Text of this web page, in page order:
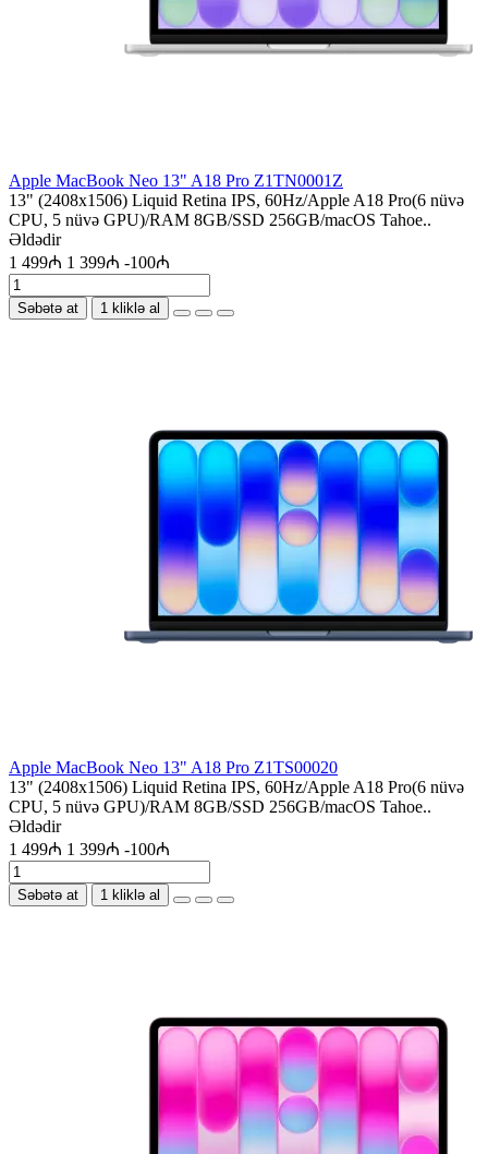
Apple MacBook Neo 13" A18 Pro Z1TN0001Z
13" (2408x1506) Liquid Retina IPS, 60Hz/Apple A18 Pro(6 nüvə
CPU, 5 nüvə GPU)/RAM 8GB/SSD 256GB/macOS Tahoe..
Əldədir
1 499₼ 1 399₼ -100₼
Səbətə at 1 kliklə al
Apple MacBook Neo 13" A18 Pro Z1TS00020
13" (2408x1506) Liquid Retina IPS, 60Hz/Apple A18 Pro(6 nüvə
CPU, 5 nüvə GPU)/RAM 8GB/SSD 256GB/macOS Tahoe..
Əldədir
1 499₼ 1 399₼ -100₼
Səbətə at 1 kliklə al